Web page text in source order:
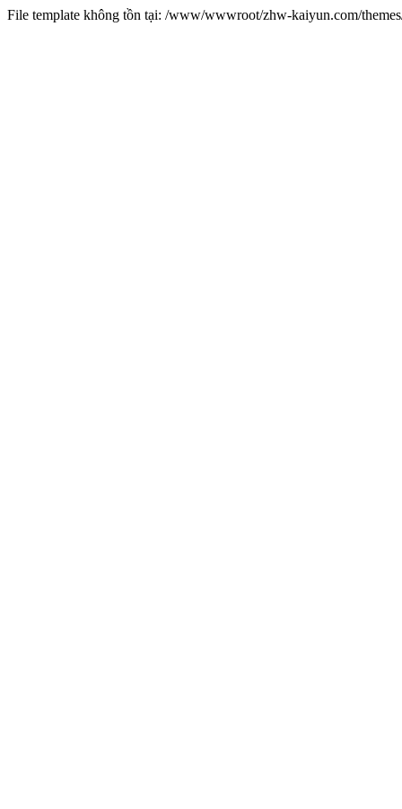
File template không tồn tại: /www/wwwroot/zhw-kaiyun.com/